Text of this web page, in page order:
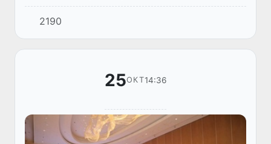
конференция на тему «Развитие делового
туризма». Мероприятие будет организовано
в соответствии с постановлением П...
2190
25ОКТ14:36